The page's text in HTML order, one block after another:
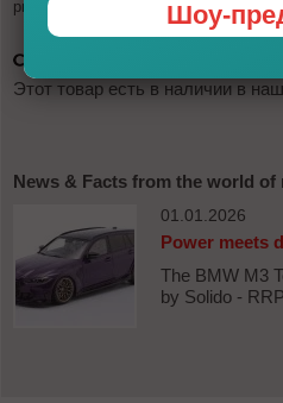
provider (PayPal, credit cards, EC).
Этот товар есть в наличии в
News & Facts from the world of
01.01.2026
Power meets
The BMW M3
by Solido -
Шоу-